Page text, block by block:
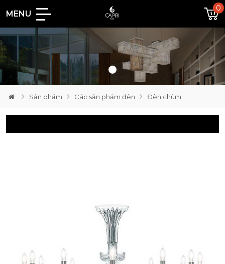
MENU
0
Loading...
Sản phẩm Các sản phẩm đèn Đèn chùm